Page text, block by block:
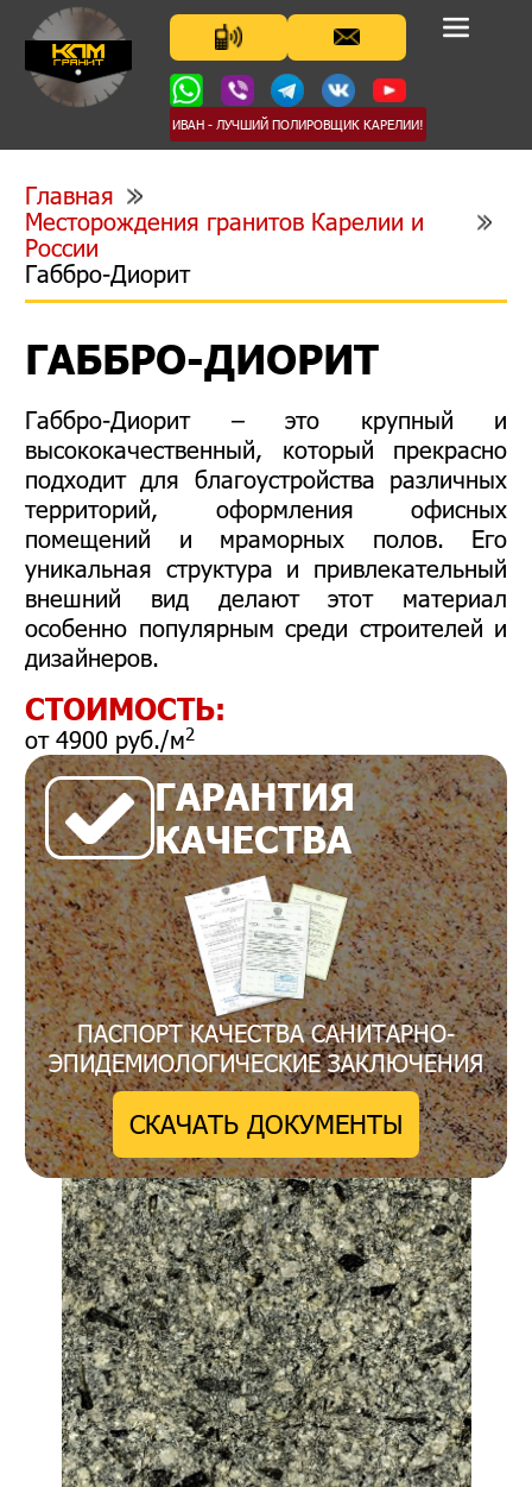
ИВАН - ЛУЧШИЙ ПОЛИРОВЩИК КАРЕЛИИ!
Главная
Месторождения гранитов Карелии и
России
Габбро-Диорит
ГАББРО-ДИОРИТ
Габбро-Диорит – это крупный и
высококачественный, который прекрасно
подходит для благоустройства различных
территорий, оформления офисных
помещений и мраморных полов. Его
уникальная структура и привлекательный
внешний вид делают этот материал
особенно популярным среди строителей и
дизайнеров.
СТОИМОСТЬ:
от 4900 руб./м2
ГАРАНТИЯ
КАЧЕСТВА
ПАСПОРТ КАЧЕСТВА САНИТАРНО-
ЭПИДЕМИОЛОГИЧЕСКИЕ ЗАКЛЮЧЕНИЯ
СКАЧАТЬ ДОКУМЕНТЫ